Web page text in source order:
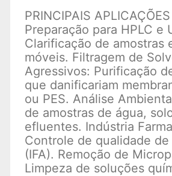
PRINCIPAIS APLICAÇÕES
Preparação para HPLC e
Clarificação de amostras
móveis. Filtragem de
Agressivos: Purificação
que danificariam
ou PES. Análise
de amostras de água,
efluentes. Indústria
Controle de qualidade de
(IFA). Remoção de
Limpeza de soluções